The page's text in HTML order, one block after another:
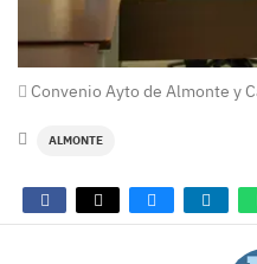
Convenio Ayto de Almonte y
ALMONTE